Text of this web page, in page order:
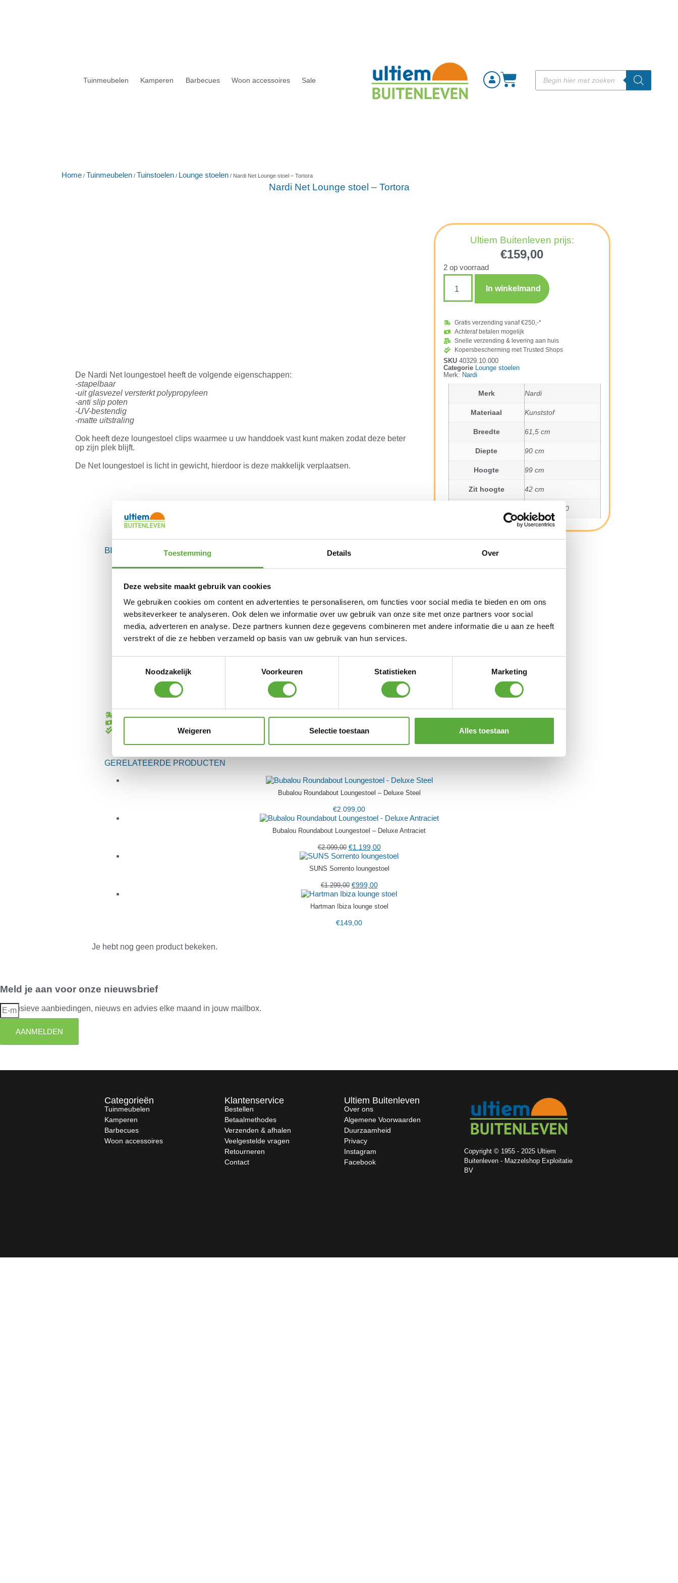
Toestemming Details Over
Deze website maakt gebruik van cookies
We gebruiken cookies om content en advertenties te personaliseren, om functies voor social media te bieden en om ons
websiteverkeer te analyseren. Ook delen we informatie over uw gebruik van onze site met onze partners voor social
media, adverteren en analyse. Deze partners kunnen deze gegevens combineren met andere informatie die u aan ze heeft
verstrekt of die ze hebben verzameld op basis van uw gebruik van hun services.
Noodzakelijk
Voorkeuren Statistieken Marketing
Weigeren Selectie toestaan Alles toestaan
Tuinmeubelen Kamperen Barbecues Woon accessoires Sale
Home / Tuinmeubelen / Tuinstoelen / Lounge stoelen / Nardi Net Lounge stoel – Tortora
Nardi Net Lounge stoel – Tortora
De Nardi Net loungestoel heeft de volgende eigenschappen:
-stapelbaar
-uit glasvezel versterkt polypropyleen
-anti slip poten
-UV-bestendig
-matte uitstraling
Ook heeft deze loungestoel clips waarmee u uw handdoek vast kunt maken zodat deze beter
op zijn plek blijft.
De Net loungestoel is licht in gewicht, hierdoor is deze makkelijk verplaatsen.
Ultiem Buitenleven prijs:
€159,00
2 op voorraad
In winkelmand
Gratis verzending vanaf €250,-*
Achteraf betalen mogelijk
Snelle verzending & levering aan huis
Kopersbescherming met Trusted Shops
SKU 40329.10.000
Categorie Lounge stoelen
Merk: Nardi
Merk Nardi
Materiaal Kunststof
Breedte 61,5 cm
Diepte 90 cm
Hoogte 99 cm
Zit hoogte 42 cm
40329.10.000
BIJPASSENDE ACCESSOIRES EN ALTERNATIEVE PRODUCTEN
Nardi NET bijzet tafel 40x40cm – Tortora
€55,00
Nardi Tiberina stapelbare tuinstoel – Tortora
€ 99,00
Nardi Net stapel tuinstoel – Tortora
Kopersbescherming met Trusted Shops
GERELATEERDE PRODUCTEN
Bubalou Roundabout Loungestoel – Deluxe Steel
€2.099,00
Bubalou Roundabout Loungestoel – Deluxe Antraciet
€2.099,00 €1.199,00
SUNS Sorrento loungestoel
€1.299,00 €999,00
Hartman Ibiza lounge stoel
€149,00
Je hebt nog geen product bekeken.
Meld je aan voor onze nieuwsbrief
Exclusieve aanbiedingen, nieuws en advies elke maand in jouw mailbox.
AANMELDEN
Categorieën
Tuinmeubelen
Kamperen
Barbecues
Woon accessoires
Klantenservice
Bestellen
Betaalmethodes
Verzenden & afhalen
Veelgestelde vragen
Retourneren
Contact
Ultiem Buitenleven
Over ons
Algemene Voorwaarden
Duurzaamheid
Privacy
Instagram
Facebook
Copyright © 1955 - 2025 Ultiem
Buitenleven - Mazzelshop Exploitatie
BV